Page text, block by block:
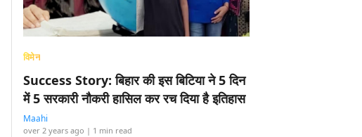
विमेन
Success Story: बिहार की इस बिटिया ने 5 दिन
में 5 सरकारी नौकरी हासिल कर रच दिया है इतिहास
Maahi
over 2 years ago | 1 min read